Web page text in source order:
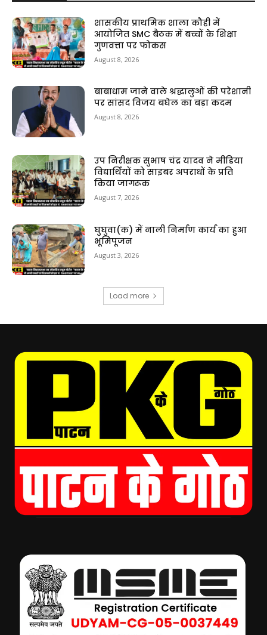
शासकीय प्राथमिक शाला कौही में
आयोजित SMC बैठक में बच्चों के शिक्षा
गुणवत्ता पर फोकस
August 8, 2026
बाबाधाम जाने वाले श्रद्धालुओं की परेशानी
पर सांसद विजय बघेल का बड़ा कदम
August 8, 2026
उप निरीक्षक सुभाष चंद्र यादव ने मीडिया
विद्यार्थियों को साइबर अपराधों के प्रति
किया जागरूक
August 7, 2026
घुघुवा(क) में नाली निर्माण कार्य का हुआ
भूमिपूजन
August 3, 2026
Load more